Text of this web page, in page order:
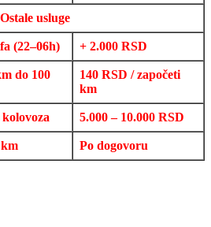
Ostale usluge
(22–06h) + 2.000 RSD
do 100
140 RSD / započeti
km
5.000 – 10.000 RSD
Po dogovoru